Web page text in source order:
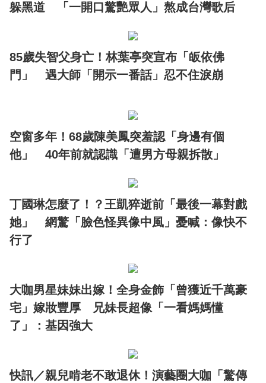
躲黑道 「一開口驚艷眾人」熬成台灣歌后
85歲失智父身亡！林葉亭突宣布「皈依佛
門」 遇大師「開示一番話」忍不住淚崩
空窗多年！68歲陳美鳳突羞認「身邊有個
他」 40年前就認識「遭男方母親拆散」
丁國琳怎麼了！？王凱猝逝前「最後一幕對戲
她」 網驚「臉色怪異像中風」憂喊：像快不
行了
大咖男星妹妹出嫁！全身金飾「曾獲近千萬豪
宅」嫁妝豐厚 兄妹長超像「一看媽媽懂
了」：基因強大
快訊／親兒啃老不敢退休！演藝圈大咖「驚傳